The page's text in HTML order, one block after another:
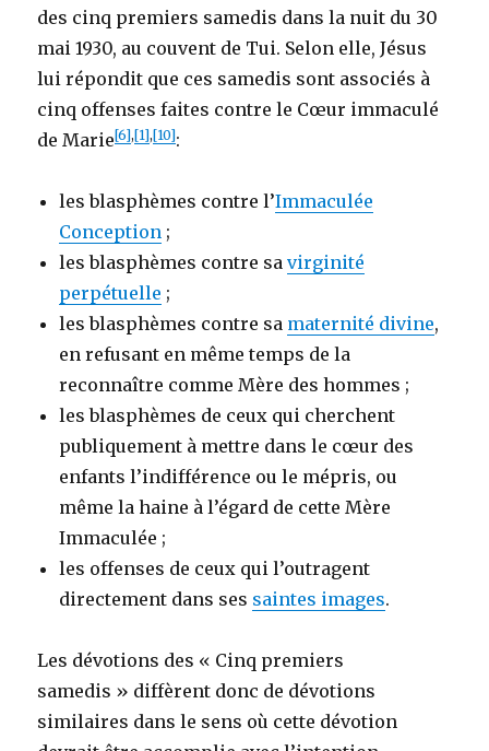
des cinq premiers samedis dans la nuit du 30
mai 1930, au couvent de Tui. Selon elle, Jésus
lui répondit que ces samedis sont associés à
cinq offenses faites contre le Cœur immaculé
de Marie[6],[1],[10]:
les blasphèmes contre l’Immaculée
Conception ;
les blasphèmes contre savirginité
perpétuelle ;
les blasphèmes contre sa maternité divine,
en refusant en même temps de la
reconnaître comme Mère des hommes ;
les blasphèmes de ceux qui cherchent
publiquement à mettre dans le cœur des
enfants l’indifférence ou le mépris, ou
même la haine à l’égard de cette Mère
Immaculée ;
les offenses de ceux qui l’outragent
directement dans ses saintes images.
Les dévotions des « Cinq premiers
samedis » diffèrent donc de dévotions
similaires dans le sens où cette dévotion